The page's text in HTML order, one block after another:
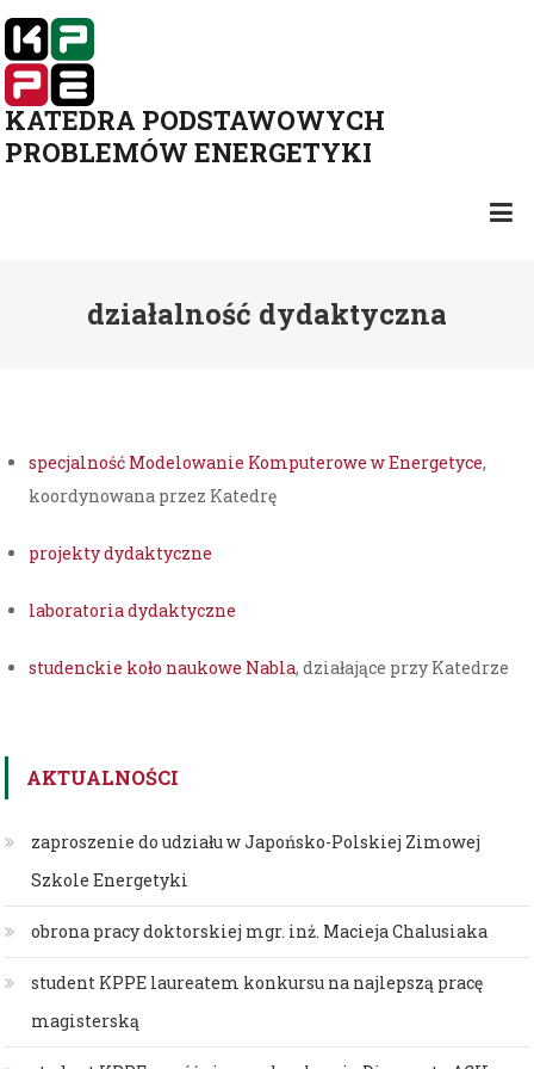
KATEDRA PODSTAWOWYCH
PROBLEMÓW ENERGETYKI
działalność dydaktyczna
specjalność Modelowanie Komputerowe w Energetyce,
koordynowana przez Katedrę
projekty dydaktyczne
laboratoria dydaktyczne
studenckie koło naukowe Nabla, działające przy Katedrze
AKTUALNOŚCI
zaproszenie do udziału w Japońsko-Polskiej Zimowej
Szkole Energetyki
obrona pracy doktorskiej mgr. inż. Macieja Chalusiaka
student KPPE laureatem konkursu na najlepszą pracę
magisterską